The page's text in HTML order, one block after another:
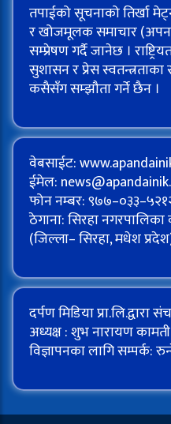
तपाईको सूचनाको तिर्खा
र खोजमूलक समाचार (अपन
सम्प्रेषण गर्दै जानेछ ।
सुशासन र प्रेस
कसैसँग सम्झौता गर्ने छैन ।
वेबसाईट:
ईमेल:
फोन नम्बर:
ठेगाना: सिरहा नगरपालिका
(जिल्ला– सिरहा, मधेश
दर्पण मिडिया
अध्यक्ष : शुभ नारायण
विज्ञापनका लागि सम्पर्क: